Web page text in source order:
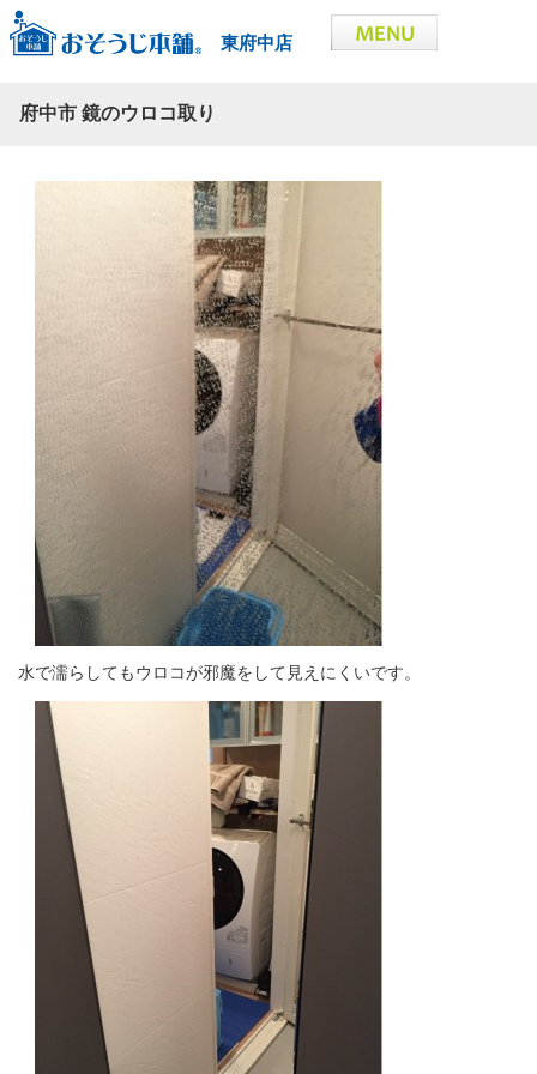
東府中店
府中市 鏡のウロコ取り
水で濡らしてもウロコが邪魔をして見えにくいです。